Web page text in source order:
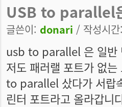
USB to parallel
글쓴이: donari / 작성시
usb to parallel 은 일반
저도 패러랠 포트가 없
to parallel 샀다가 서랍
린터 포트라고 올라갑니